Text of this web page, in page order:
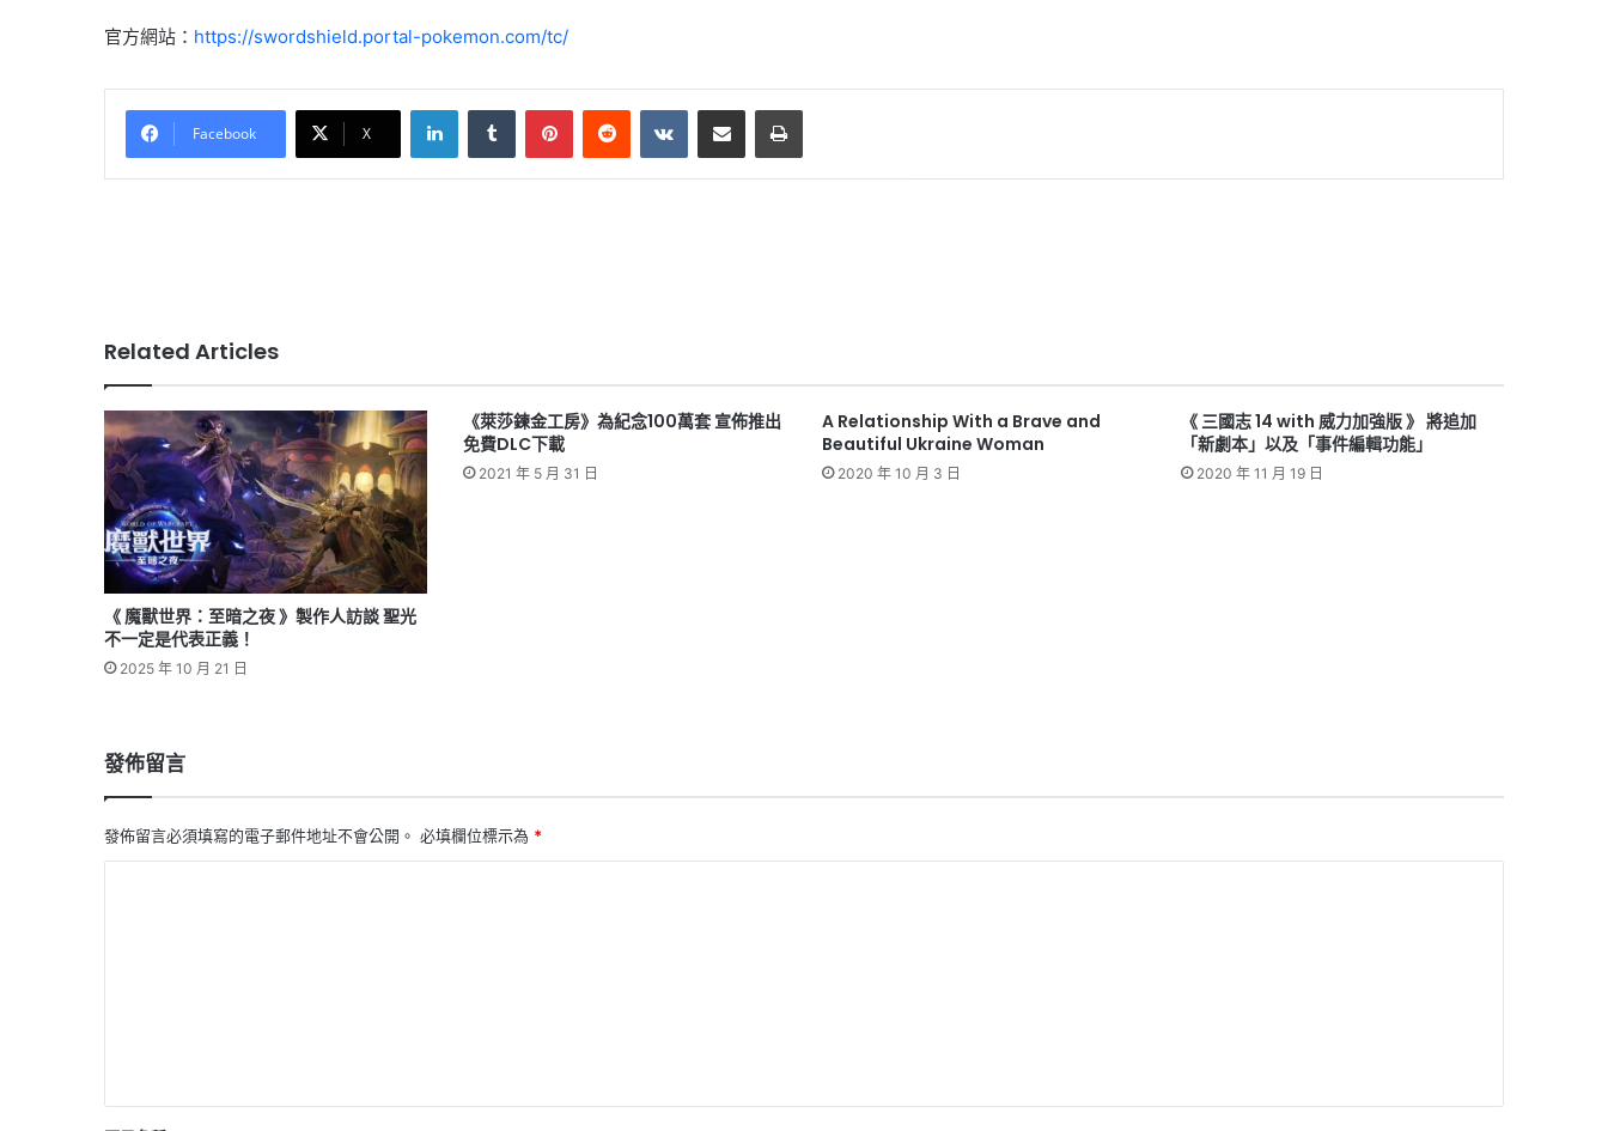
官方網站： https://swordshield.portal-pokemon.com/tc/
Facebook X
LinkedInTumblr PinterestReddit VKontakteShare via Email Print
Related Articles
《 魔獸世界：至暗之夜 》製作人訪談 聖光
不一定是代表正義！
2025 年 10 月 21 日
《萊莎鍊金工房》為紀念100萬套 宣佈推出
免費DLC下載
2021 年 5 月 31 日
A Relationship With a Brave and
Beautiful Ukraine Woman
2020 年 10 月 3 日
《 三國志 14 with 威力加強版 》 將追加
「新劇本」以及「事件編輯功能」
2020 年 11 月 19 日
發佈留言
發佈留言必須填寫的電子郵件地址不會公開。 必填欄位標示為 *